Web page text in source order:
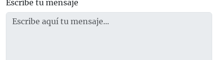
Escribe tu mensaje